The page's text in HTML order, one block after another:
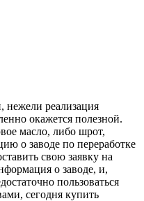
нежели реализация
окажется полезной.
масло, либо шрот,
о заводе по переработке
свою заявку на
о заводе, и,
пользоваться
сегодня купить